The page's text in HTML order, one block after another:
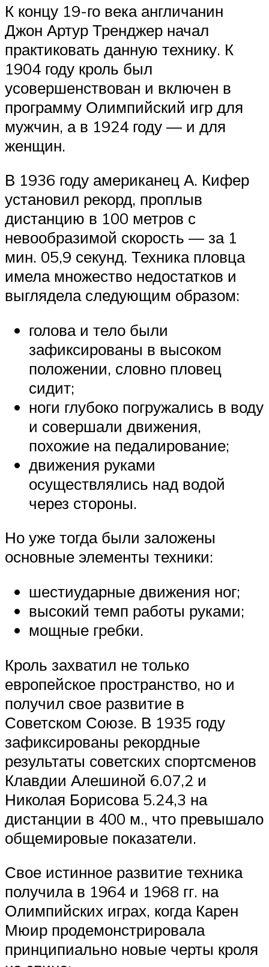
К концу 19-го века англичанин
Джон Артур Тренджер начал
практиковать данную технику. К
1904 году кроль был
усовершенствован и включен в
программу Олимпийский игр для
мужчин, а в 1924 году — и для
женщин.
В 1936 году американец А. Кифер
установил рекорд, проплыв
дистанцию в 100 метров с
невообразимой скорость — за 1
мин. 05,9 секунд. Техника пловца
имела множество недостатков и
выглядела следующим образом:
голова и тело были
зафиксированы в высоком
положении, словно пловец
сидит;
ноги глубоко погружались в воду
и совершали движения,
похожие на педалирование;
движения руками
осуществлялись над водой
через стороны.
Но уже тогда были заложены
основные элементы техники:
шестиударные движения ног;
высокий темп работы руками;
мощные гребки.
Кроль захватил не только
европейское пространство, но и
получил свое развитие в
Советском Союзе. В 1935 году
зафиксированы рекордные
результаты советских спортсменов
Клавдии Алешиной 6.07,2 и
Николая Борисова 5.24,3 на
дистанции в 400 м., что превышало
общемировые показатели.
Свое истинное развитие техника
получила в 1964 и 1968 гг. на
Олимпийских играх, когда Карен
Мюир продемонстрировала
принципиально новые черты кроля